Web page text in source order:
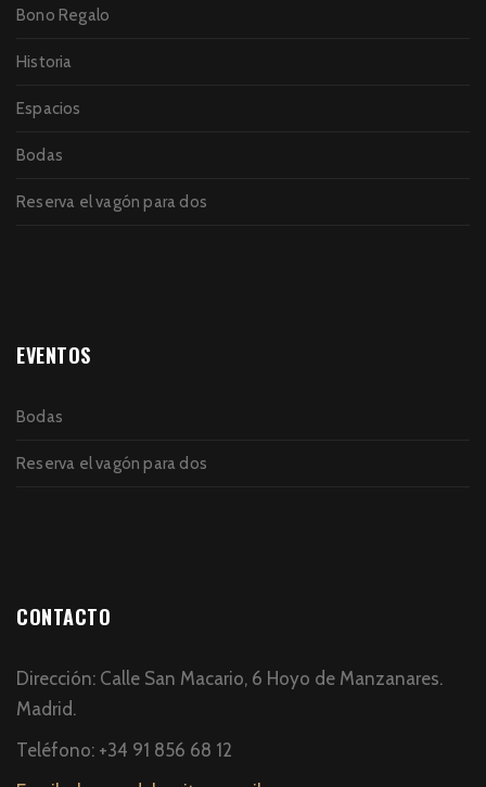
Bono Regalo
Historia
Espacios
Bodas
Reserva el vagón para dos
EVENTOS
Bodas
Reserva el vagón para dos
CONTACTO
Dirección: Calle San Macario, 6 Hoyo de Manzanares.
Madrid.
Teléfono: +34 91 856 68 12